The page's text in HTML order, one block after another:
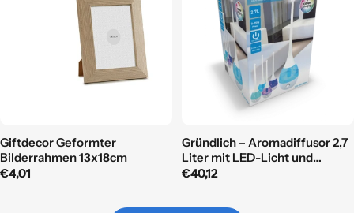
Giftdecor Geformter
Bilderrahmen 13x18cm
Regulärer
€4,01
Gründlich – Aromadiffusor 2,7
Liter mit LED-Licht und
automatischem Timer +60 cm
Regulärer
€40,12